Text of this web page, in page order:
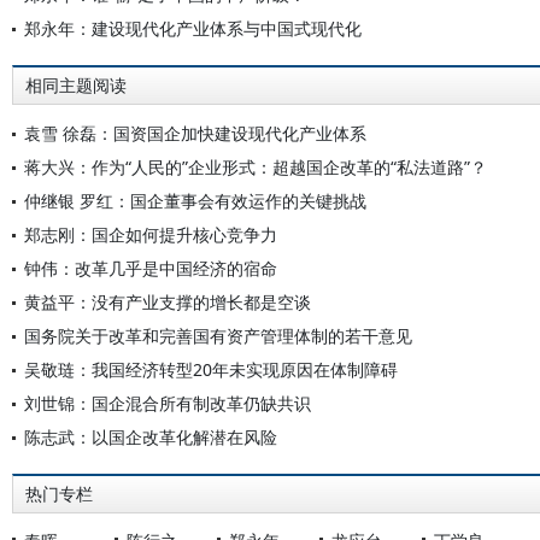
郑永年：建设现代化产业体系与中国式现代化
相同主题阅读
袁雪 徐磊：国资国企加快建设现代化产业体系
蒋大兴：作为“人民的”企业形式：超越国企改革的“私法道路”？
仲继银 罗红：国企董事会有效运作的关键挑战
郑志刚：国企如何提升核心竞争力
钟伟：改革几乎是中国经济的宿命
黄益平：没有产业支撑的增长都是空谈
国务院关于改革和完善国有资产管理体制的若干意见
吴敬琏：我国经济转型20年未实现原因在体制障碍
刘世锦：国企混合所有制改革仍缺共识
陈志武：以国企改革化解潜在风险
热门专栏